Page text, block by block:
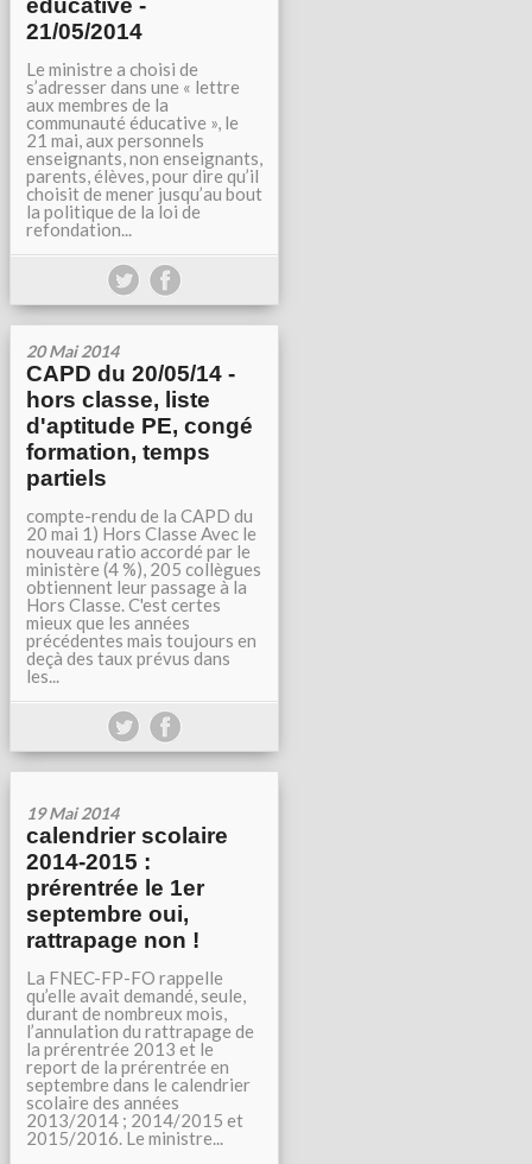
éducative -
21/05/2014
Le ministre a choisi de
s’adresser dans une « lettre
aux membres de la
communauté éducative », le
21 mai, aux personnels
enseignants, non enseignants,
parents, élèves, pour dire qu’il
choisit de mener jusqu’au bout
la politique de la loi de
refondation...
20 Mai 2014
CAPD du 20/05/14 -
hors classe, liste
d'aptitude PE, congé
formation, temps
partiels
compte-rendu de la CAPD du
20 mai 1) Hors Classe Avec le
nouveau ratio accordé par le
ministère (4 %), 205 collègues
obtiennent leur passage à la
Hors Classe. C'est certes
mieux que les années
précédentes mais toujours en
deçà des taux prévus dans
les...
19 Mai 2014
calendrier scolaire
2014-2015 :
prérentrée le 1er
septembre oui,
rattrapage non !
La FNEC-FP-FO rappelle
qu’elle avait demandé, seule,
durant de nombreux mois,
l’annulation du rattrapage de
la prérentrée 2013 et le
report de la prérentrée en
septembre dans le calendrier
scolaire des années
2013/2014 ; 2014/2015 et
2015/2016. Le ministre...